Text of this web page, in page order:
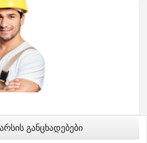
Განცხადებები